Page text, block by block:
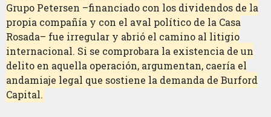
Grupo Petersen –financiado con los dividendos de la
propia compañía y con el aval político de la Casa
Rosada– fue irregular y abrió el camino al litigio
internacional. Si se comprobara la existencia de un
delito en aquella operación, argumentan, caería el
andamiaje legal que sostiene la demanda de Burford
Capital.